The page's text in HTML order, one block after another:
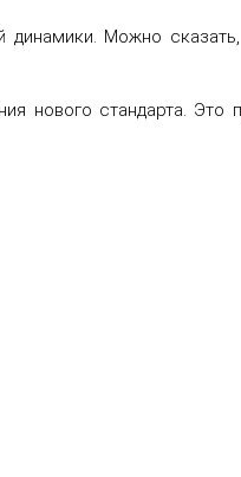
Можно
нового стандарта. Это